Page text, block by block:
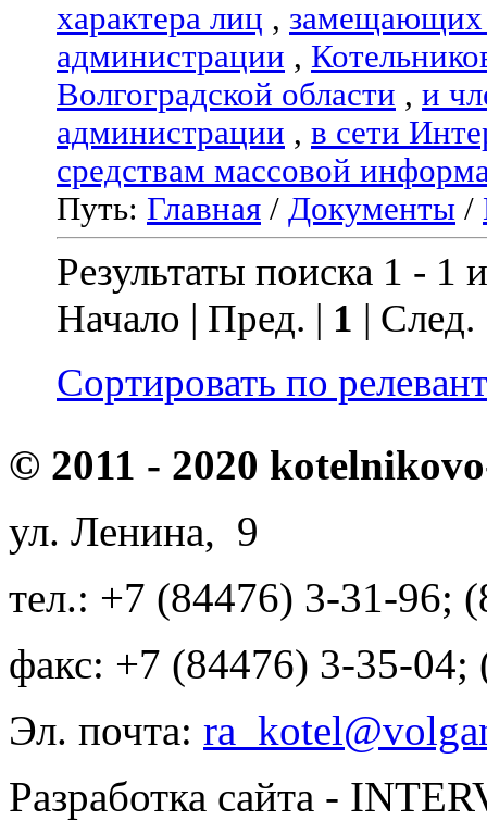
характера лиц , замещающих
администрации ,
Волгоградской области , и
администрации , в сети
средствам массовой
Путь: Главная / Документы /
Результаты поиска 1 - 1
Начало | Пред. | 1 |
Сортировать по
© 2011 - 2020
ул. Ленина, 9
тел.: +7 (84476) 3-31-96;
факс: +7 (84476) 3-35-04;
Эл. почта:
Разработка сайта -